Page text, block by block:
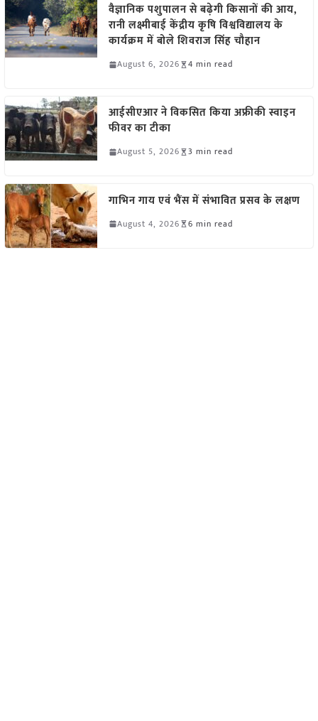
वैज्ञानिक पशुपालन से बढ़ेगी किसानों की आय,
रानी लक्ष्मीबाई केंद्रीय कृषि विश्वविद्यालय के
कार्यक्रम में बोले शिवराज सिंह चौहान
August 6, 2026 4 min read
आईसीएआर ने विकसित किया अफ्रीकी स्वाइन
फीवर का टीका
August 5, 2026 3 min read
गाभिन गाय एवं भैंस में संभावित प्रसव के लक्षण
August 4, 2026 6 min read